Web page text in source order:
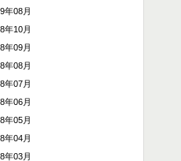
年08月
年10月
年09月
年08月
年07月
年06月
年05月
年04月
年03月